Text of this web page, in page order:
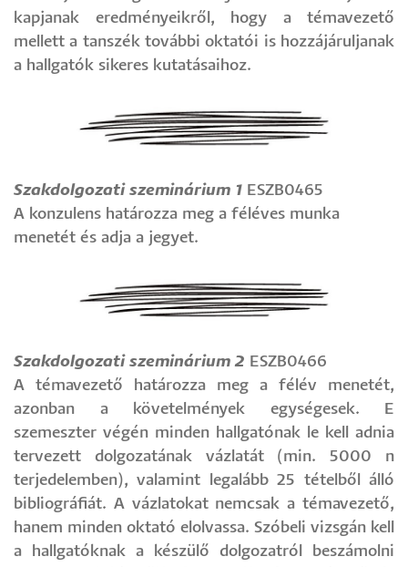
kapjanak eredményeikről, hogy a témavezető
mellett a tanszék további oktatói is hozzájáruljanak
a hallgatók sikeres kutatásaihoz.
Szakdolgozati szeminárium 1 ESZB0465
A konzulens határozza meg a féléves munka
menetét és adja a jegyet.
Szakdolgozati szeminárium 2 ESZB0466
A témavezető határozza meg a félév menetét,
azonban a követelmények egységesek. E
szemeszter végén minden hallgatónak le kell adnia
tervezett dolgozatának vázlatát (min. 5000 n
terjedelemben), valamint legalább 25 tételből álló
bibliográfiát. A vázlatokat nemcsak a témavezető,
hanem minden oktató elolvassa. Szóbeli vizsgán kell
a hallgatóknak a készülő dolgozatról beszámolni